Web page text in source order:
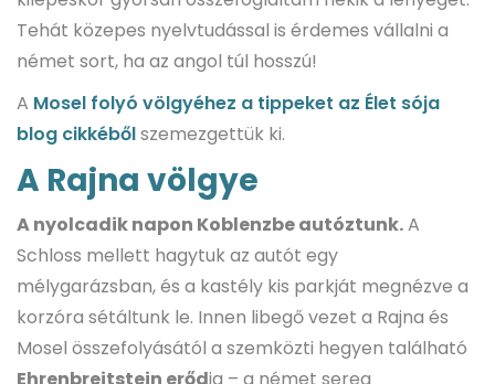
Tehát közepes nyelvtudással is érdemes vállalni a
német sort, ha az angol túl hosszú!
A Mosel folyó völgyéhez a tippeket az Élet sója
blog cikkébőlszemezgettük ki.
A Rajna völgye
A nyolcadik napon Koblenzbe autóztunk.A
Schloss mellett hagytuk az autót egy
mélygarázsban, és a kastély kis parkját megnézve a
korzóra sétáltunk le. Innen libegő vezet a Rajna és
Mosel összefolyásától a szemközti hegyen található